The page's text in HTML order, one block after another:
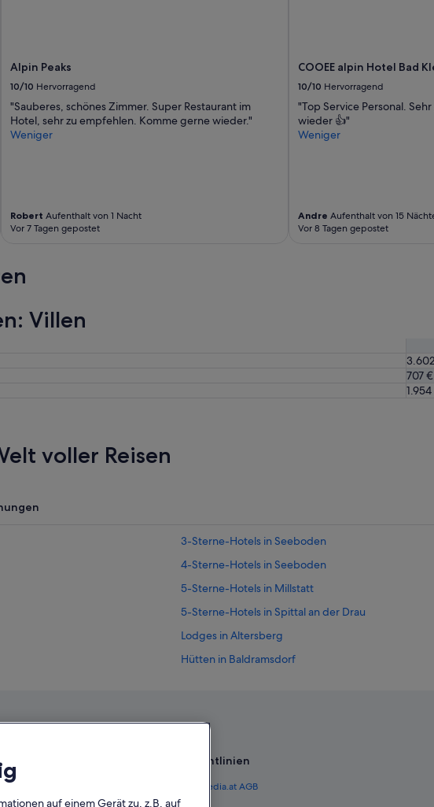
Alpin Peaks
10/10 Hervorragend
"Sauberes, schönes Zimmer. Super Restaurant im
Hotel, sehr zu empfehlen. Komme gerne wieder."
Weniger
Robert Aufenthalt von 1 Nacht
Vor 7 Tagen gepostet
COOEE alpin Hotel Bad
10/10 Hervorragend
"Top Service Personal.
wieder 👍"
Weniger
Andre Aufenthalt von 15
Vor 8 Tagen gepostet
Villen
3.602
707 €
voller Reisen
3-Sterne-Hotels in Seeboden
4-Sterne-Hotels in Seeboden
5-Sterne-Hotels in Millstatt
5-Sterne-Hotels in Spittal an der Drau
Lodges in Altersberg
Hütten in Baldramsdorf
Pousadas in Gemeinde Mallnitz
Pensionen in Laubendorf
Richtlinien
Expedia.at AGB
auf einem Gerät zu, z.B. auf